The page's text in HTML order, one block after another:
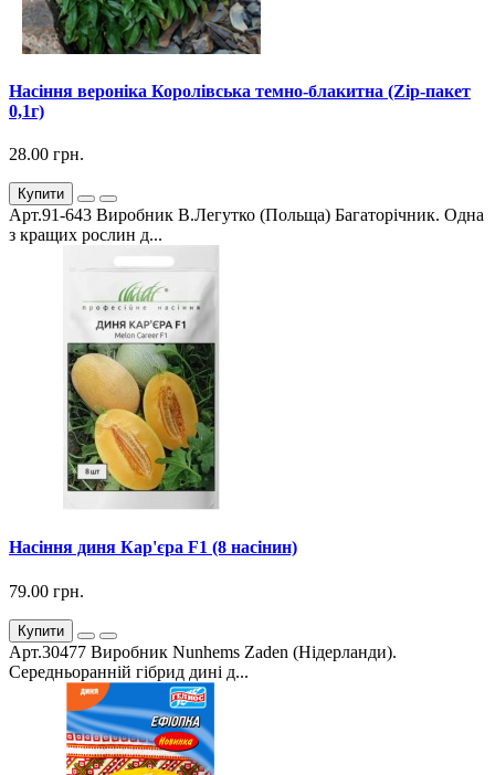
Насіння вероніка Королівська темно-блакитна (Zip-пакет
0,1г)
28.00 грн.
Купити
Арт.91-643 Виробник В.Легутко (Польща) Багаторічник. Одна
з кращих рослин д...
Насіння диня Кар'єра F1 (8 насінин)
79.00 грн.
Купити
Арт.30477 Виробник Nunhems Zaden (Нідерланди).
Середньоранній гібрид дині д...